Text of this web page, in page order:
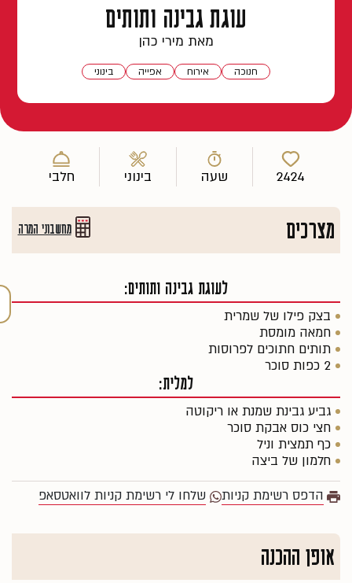
עוגת גבינה ותותים
מאת מירי כהן
חנוכה אירוח אפייה בינוני
2424 שעה בינוני חלבי
מצרכים מחשבוני המרה
לעוגת גבינה ותותים:
בצק פילו של שמרית
חמאה מומסת
תותים חתוכים לפרוסות
2 כפות סוכר
למלית:
גביע גבינת שמנת או ריקוטה
חצי כוס אבקת סוכר
כף תמצית וניל
חלמון של ביצה
הדפס רשימת קניות שלחו לי רשימת קניות לוואטסאפ
אופן ההכנה